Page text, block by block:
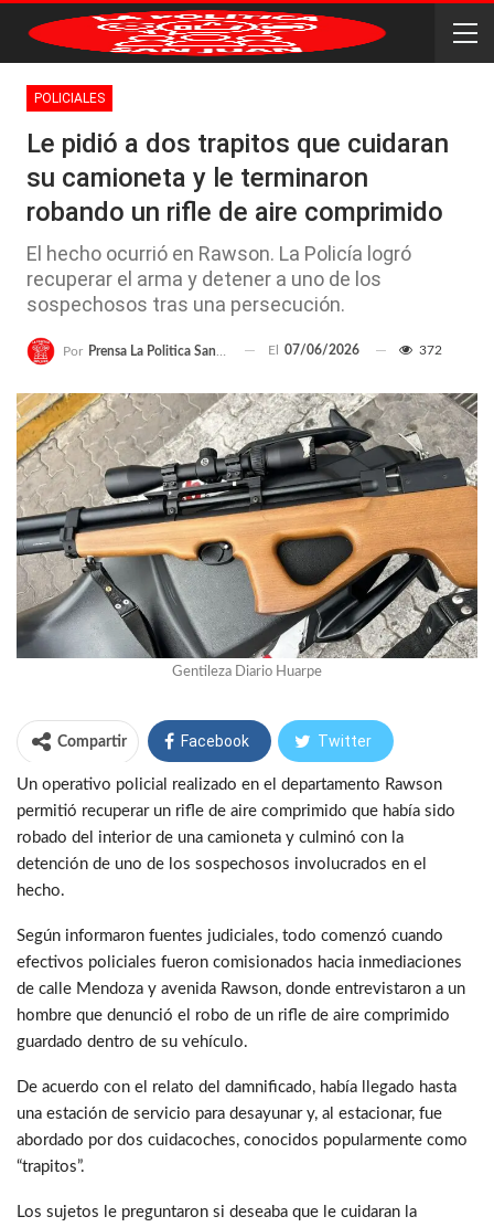
POLICIALES
Le pidió a dos trapitos que cuidaran
su camioneta y le terminaron
robando un rifle de aire comprimido
El hecho ocurrió en Rawson. La Policía logró
recuperar el arma y detener a uno de los
sospechosos tras una persecución.
Por Prensa La Politica San Juan El 07/06/2026 372
Gentileza Diario Huarpe
Compartir Facebook Twitter
WhatsApp Telegram
Un operativo policial realizado en el departamento Rawson
permitió recuperar un rifle de aire comprimido que había sido
robado del interior de una camioneta y culminó con la
detención de uno de los sospechosos involucrados en el
hecho.
Según informaron fuentes judiciales, todo comenzó cuando
efectivos policiales fueron comisionados hacia inmediaciones
de calle Mendoza y avenida Rawson, donde entrevistaron a un
hombre que denunció el robo de un rifle de aire comprimido
guardado dentro de su vehículo.
De acuerdo con el relato del damnificado, había llegado hasta
una estación de servicio para desayunar y, al estacionar, fue
abordado por dos cuidacoches, conocidos popularmente como
“trapitos”.
Los sujetos le preguntaron si deseaba que le cuidaran la